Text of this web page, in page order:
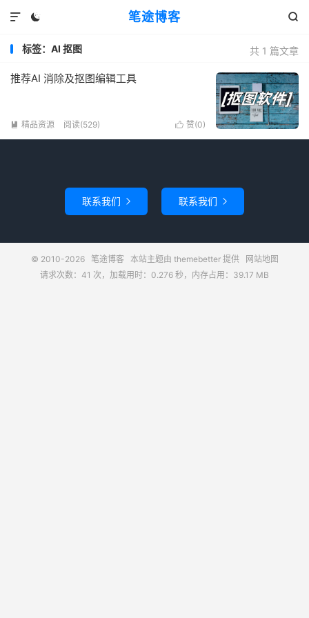
笔途博客
 

共 1 篇文章
标签：AI 抠图
推荐AI 消除及抠图编辑工具
 赞(0)
 精品资源 阅读(529)
联系我们  联系我们 
© 2010-2026 笔途博客 本站主题由 themebetter提供
网站地图
请求次数：41 次，加载用时：0.276 秒，内存占用：39.17 MB